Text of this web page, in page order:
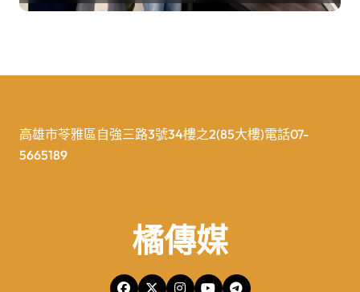
高雄市苓雅區自強三路3號34樓之2(85大樓)電話07-
5665189
橘傳媒